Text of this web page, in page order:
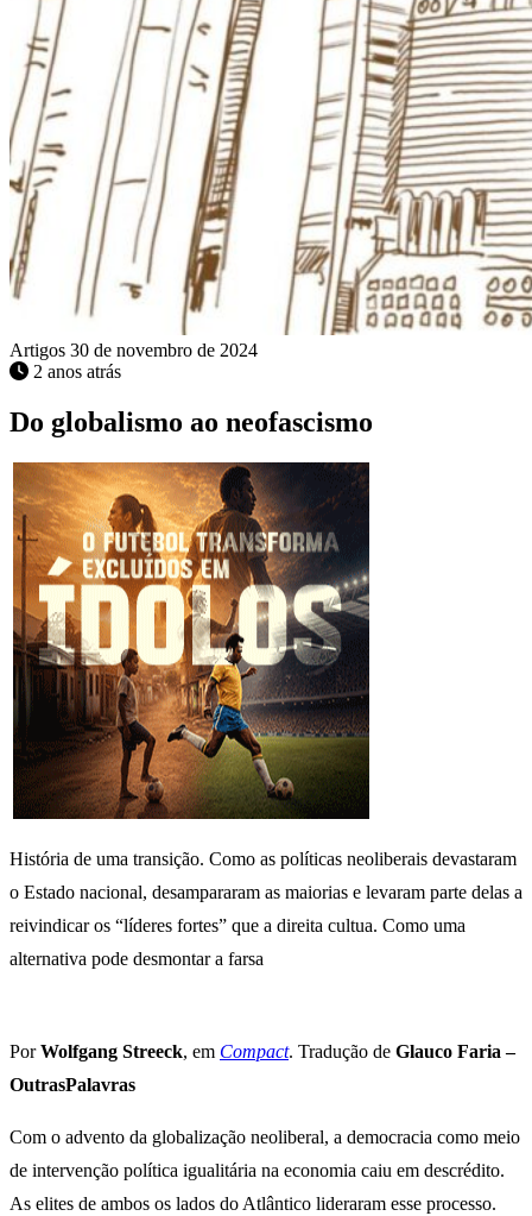
Artigos 30 de novembro de 2024
2 anos atrás
Do globalismo ao neofascismo
História de uma transição. Como as políticas neoliberais devastaram
o Estado nacional, desampararam as maiorias e levaram parte delas a
reivindicar os “líderes fortes” que a direita cultua. Como uma
alternativa pode desmontar a farsa
PorWolfgang Streeck, em Compact. Tradução de Glauco Faria –
OutrasPalavras
Com o advento da globalização neoliberal, a democracia como meio
de intervenção política igualitária na economia caiu em descrédito.
As elites de ambos os lados do Atlântico lideraram esse processo.